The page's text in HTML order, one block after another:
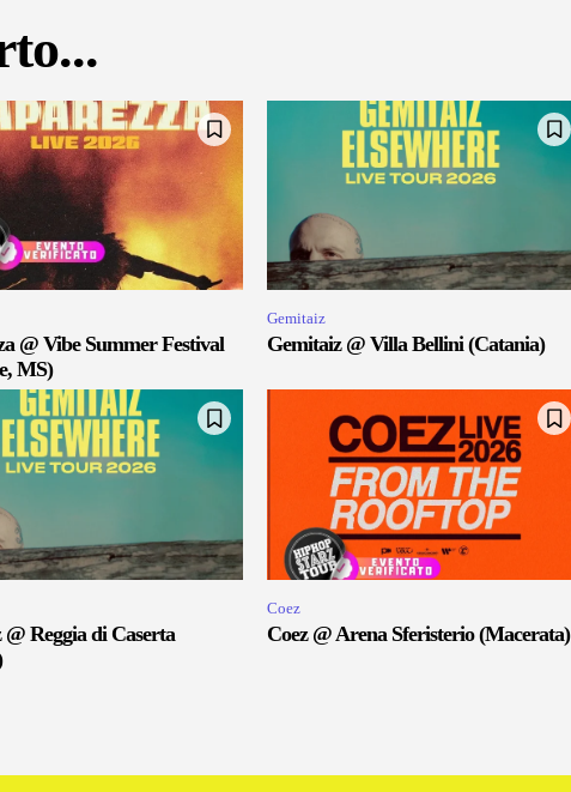
@ Vibe Summer Festival
MS)
Gemitaiz
Gemitaiz @ Villa Bellini (Catania)
Reggia di Caserta
Coez
Coez @ Arena Sferisterio (Macerata)